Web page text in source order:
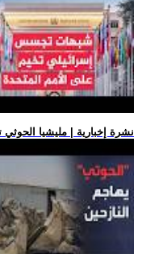
.. نشرة إخبارية | مليشيا